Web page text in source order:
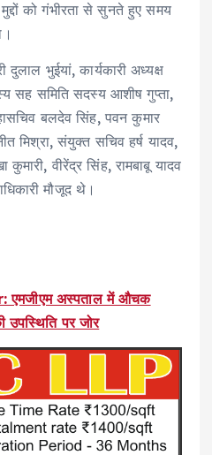
को गंभीरता से सुनते हुए समय
भुईयां, कार्यकारी अध्यक्ष
सह समिति सदस्य आशीष गुप्ता,
बलदेव सिंह, पवन कुमार
मिश्रा, संयुक्त सचिव हर्ष यादव,
वीरेंद्र सिंह, रामबाबू यादव
मौजूद थे।
अस्पताल में औचक
उपस्थिति पर जोर